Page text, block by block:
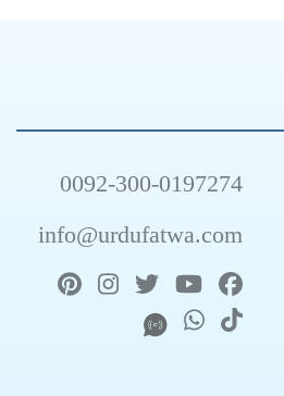
0092-300-0197274
info@urdufatwa.com